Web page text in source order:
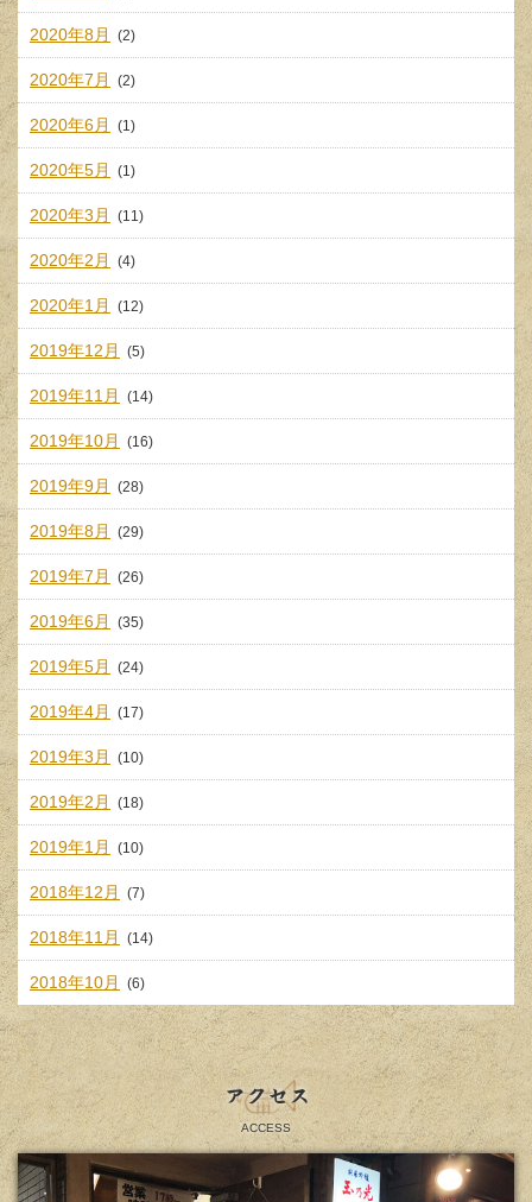
2020年8月 (2)
2020年7月 (2)
2020年6月 (1)
2020年5月 (1)
2020年3月 (11)
2020年2月 (4)
2020年1月 (12)
2019年12月 (5)
2019年11月 (14)
2019年10月 (16)
2019年9月 (28)
2019年8月 (29)
2019年7月 (26)
2019年6月 (35)
2019年5月 (24)
2019年4月 (17)
2019年3月 (10)
2019年2月 (18)
2019年1月 (10)
2018年12月 (7)
2018年11月 (14)
2018年10月 (6)
アクセス
ACCESS